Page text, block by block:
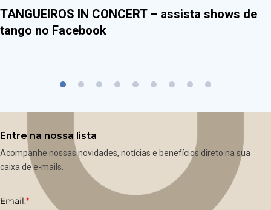
TANGUEIROS IN CONCERT – assista shows de
tango no Facebook
Entre na nossa lista
Acompanhe nossas novidades, notícias e benefícios direto na sua
caixa de e-mails.
Email:*